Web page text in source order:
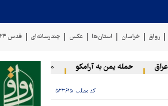
رواق خراسان استان‌ها عکس چندرسانه‌ای قدس ۲۴
حمله یمن به آرامکو ۲۰ فلسطینی در حملات صهیونیست‌ها و شهرک‌نشینان در کرانه باختری زخمی شدند
کد مطلب: ۵۲۳۶۱۵